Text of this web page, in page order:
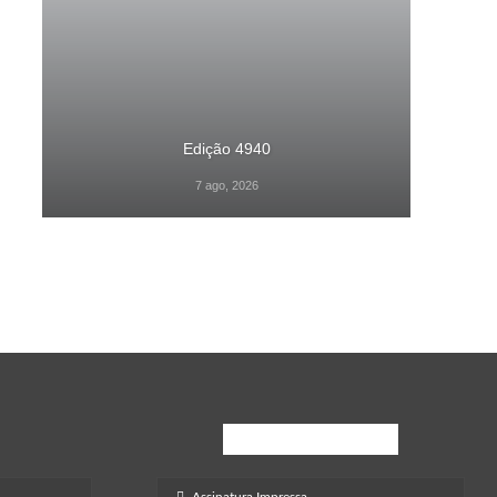
Edição 4940
7 ago, 2026